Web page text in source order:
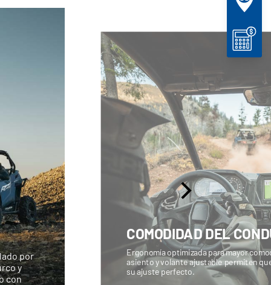
por
y
con
COMODIDAD DEL
Ergonomía optimizada para mayor
asiento y volante ajustable permiten
su ajuste perfecto.